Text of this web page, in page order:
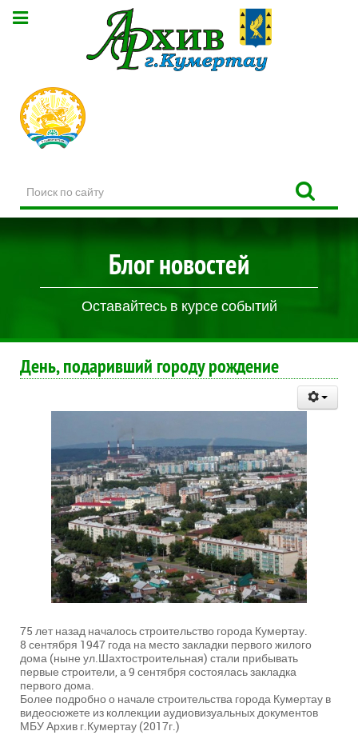
по
сайту
Блог новостей
Оставайтесь в курсе событий
День, подаривший городу рождение
75 лет назад началось строительство города Кумертау.
8 сентября 1947 года на место закладки первого жилого
дома (ныне ул.Шахтостроительная) стали прибывать
первые строители, а 9 сентября состоялась закладка
первого дома.
Более подробно о начале строительства города Кумертау в
видеосюжете из коллекции аудиовизуальных документов
МБУ Архив г.Кумертау (2017г.)